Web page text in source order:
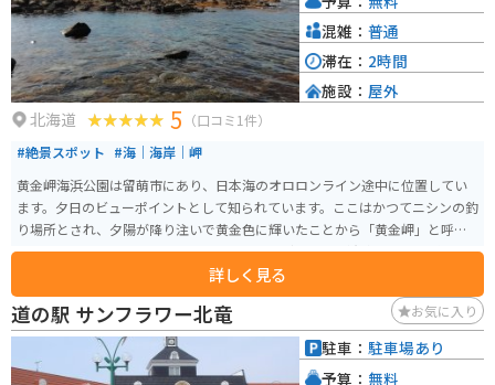
北海道 5 （口コミ1件）
#絶景スポット #海｜海岸｜岬
黄金岬海浜公園は留萌市にあり、日本海のオロロンライン途中に位置してい
ます。夕日のビューポイントとして知られています。ここはかつてニシンの釣
り場所とされ、夕陽が降り注いで黄金色に輝いたことから「黄金岬」と呼ば
れるようになったと伝えられています。 沖に沈む夕陽が有名で、その眺めは
「日本一の落陽」と言われています。駐車場やトイレが完備されており、非
常にアクセスしやすい絶景スポットとして観光客に人気です。
詳しく見る
混雑： 普通
滞在： 2時間
施設： 屋外
道の駅 サンフラワー北竜 お気に入り
駐車： 駐車場あり
予算： 無料